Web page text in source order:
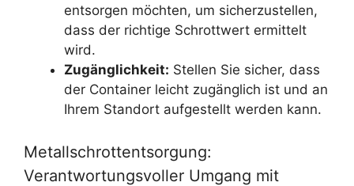
entsorgen möchten, um sicherzustellen,
dass der richtige Schrottwert ermittelt
wird.
Zugänglichkeit: Stellen Sie sicher, dass
der Container leicht zugänglich ist und an
Ihrem Standort aufgestellt werden kann.
Metallschrottentsorgung:
Verantwortungsvoller Umgang mit